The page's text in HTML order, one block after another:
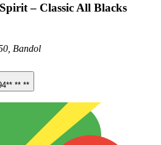
– Classic All Blacks
Bandol
** **